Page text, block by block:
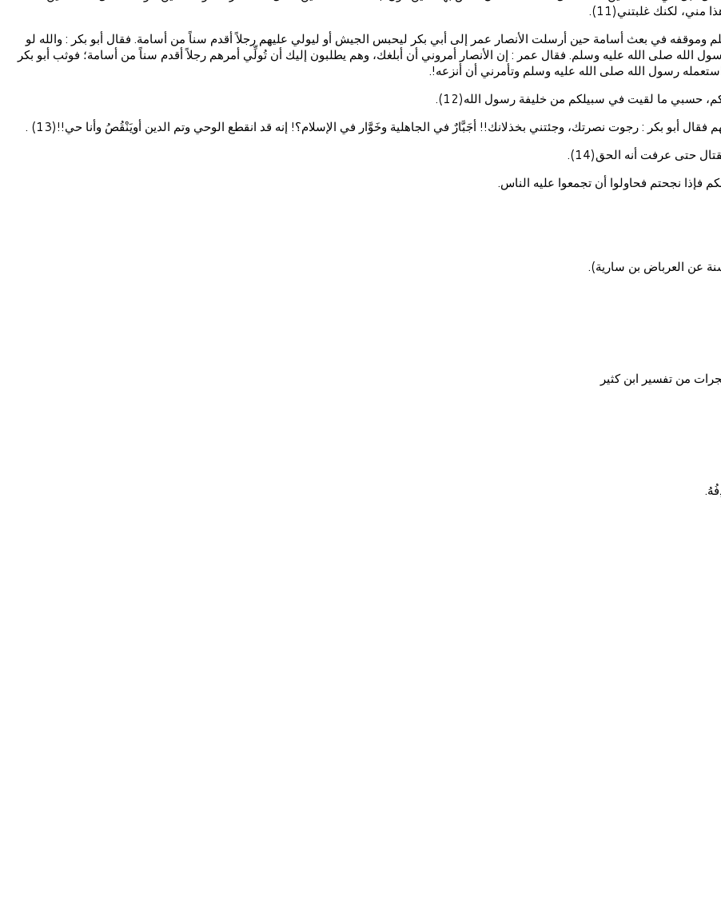
لكنك غلبتني(11).
وموقفه في بعث أسامة حين أرسلت الأنصار عمر إلى أبي بكر ليحبس الجيش أو ليولي عليهم رجلاً أقدم سناً من أسامة. فقال أبو بكر : والله لو
الله صلى الله عليه وسلم. فقال عمر : إن الأنصار أمروني أن أبلغك، وهم يطلبون إليك أن تُولِّي أمرهم رجلاً أقدم سناً من أسامة؛ فوثب أبو بكر
رسول الله صلى الله عليه وسلم وتأمرني أن أنزعه!.
حسبي ما لقيت في سبيلكم من خليفة رسول الله(12).
أبو بكر : رجوت نصرتك، وجئتني بخذلانك!! أجَبَّارٌ في الجاهلية وخَوَّار في الإسلام؟! إنه قد انقطع الوحي وتم الدين أويَنْقُصُ وأنا حي!!(13) .
حتى عرفت أنه الحق(14).
فإذا نجحتم فحاولوا أن تجمعوا عليه الناس.